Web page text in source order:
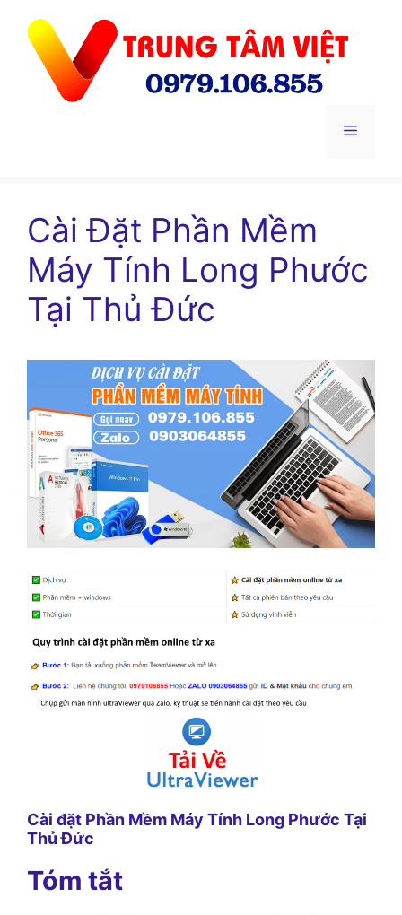
Menu
Cài Đặt Phần Mềm
Máy Tính Long Phước
Tại Thủ Đức
Cài đặt Phần Mềm Máy Tính Long Phước Tại
Thủ Đức
Tóm tắt